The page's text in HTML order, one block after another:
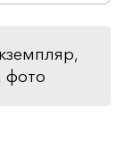
фото